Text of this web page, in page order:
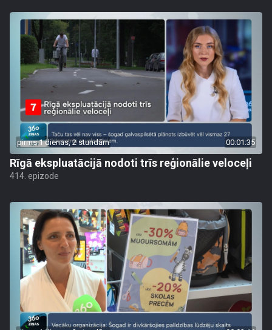
pirms 1 dienas, 2 stundām 00:01:35
Rīgā ekspluatācijā nodoti trīs reģionālie veloceļi
414. epizode